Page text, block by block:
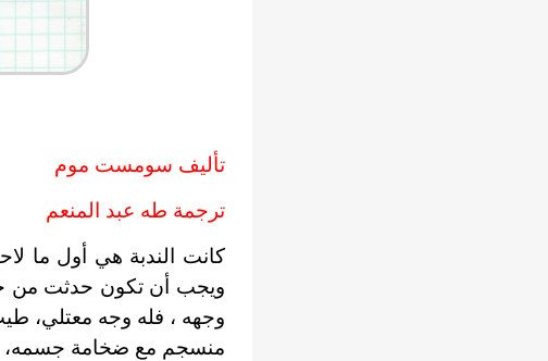
تأليف سومست موم
ترجمة طه عبد المنعم
كانت الندبة هي أول ما
ويجب أن تكون حدثت من
وجهه ، فله وجه معتلي،
منسجم مع ضخامة جسمه،